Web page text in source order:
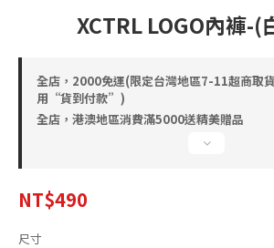
XCTRL LOGO內褲-(
全店，2000免運(限定台灣地區7-11超商取
用“貨到付款”)
全店，港澳地區消費滿5000送精美贈品
NT$490
尺寸